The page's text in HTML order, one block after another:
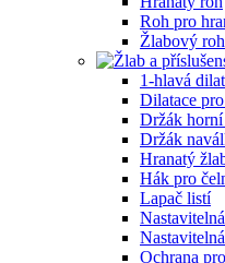
Roh pro
Žlabový roh
1-hlavá
Dilatace
Držák
Držák
Hranatý
Hák pro
Lapač listí
Ochrana